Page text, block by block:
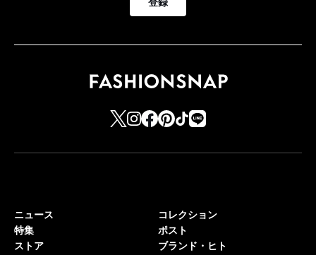
ニュース
特集
ストア
コレクション
ポスト
ブランド・ヒト